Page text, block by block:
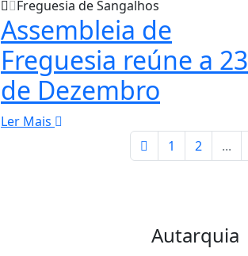
Freguesia de Sangalhos
Assembleia de
Freguesia reúne a 23
de Dezembro
Ler Mais
1 2 ...
Autarquia